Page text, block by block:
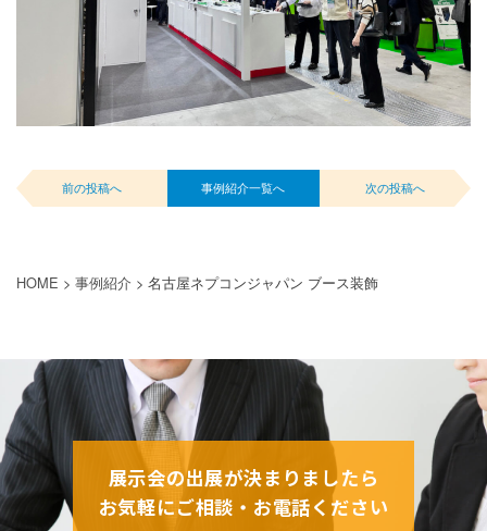
前の投稿へ 事例紹介一覧へ 次の投稿へ
HOME > 事例紹介 > 名古屋ネプコンジャパン ブース装飾
展示会の出展が決まりましたら
お気軽にご相談・お電話ください